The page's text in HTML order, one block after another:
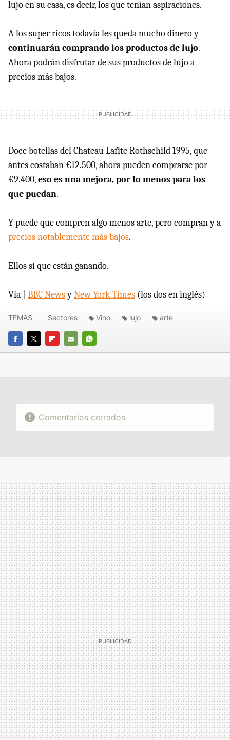
lujo en su casa, es decir, los que tenían aspiraciones.
A los super ricos todavía les queda mucho dinero y
continuarán comprando los productos de lujo.
Ahora podrán disfrutar de sus productos de lujo a
precios más bajos.
Doce botellas del Chateau Lafite Rothschild 1995, que
antes costaban €12.500, ahora pueden comprarse por
€9.400,eso es una mejora, por lo menos para los
que puedan.
Y puede que compren algo menos arte, pero compran y a
precios notablemente más bajos.
Ellos si que están ganando.
Vía | BBC NewsyNew York Times (los dos en inglés)
FACEBOOK
TWITTERFLIPBOARD
E-
WHATSAPP
TEMAS Sectores Vino lujo arte
Comentarios cerrados